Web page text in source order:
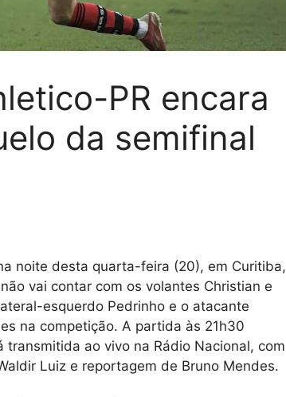
PR encara
da semifinal
noite desta quarta-feira (20), em Curitiba,
vai contar com os volantes Christian e
esquerdo Pedrinho e o atacante
na competição. A partida às 21h30
ao vivo na Rádio Nacional, com
Luiz e reportagem de Bruno Mendes.